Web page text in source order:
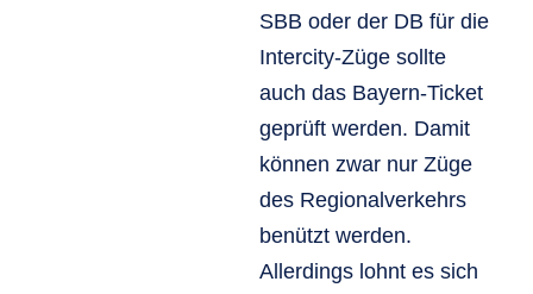
SBB oder der DB für die
Intercity-Züge sollte
auch das Bayern-Ticket
geprüft werden. Damit
können zwar nur Züge
des Regionalverkehrs
benützt werden.
Allerdings lohnt es sich